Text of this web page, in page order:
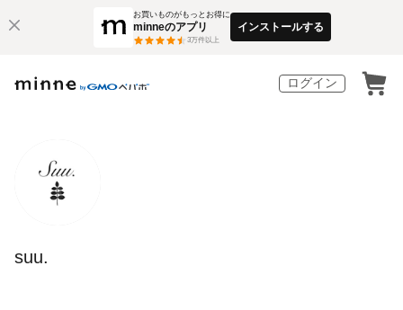
お買いものがもっとお得に
minneのアプリ
3万件以上
インストールする
ログイン
suu.